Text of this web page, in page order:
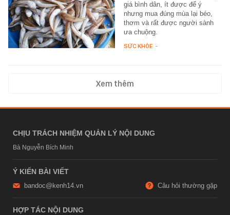
giá bình dân, ít được để ý
nhưng mua đúng mùa lại béo,
thơm và rất được người sành
ưa chuộng.
SỨC KHỎE -
Xem thêm
CHỊU TRÁCH NHIỆM QUẢN LÝ NỘI DUNG
Bà Nguyễn Bích Minh
Ý KIẾN BÀI VIẾT
bandoc@kenh14.vn Câu hỏi thường gặp
HỢP TÁC NỘI DUNG